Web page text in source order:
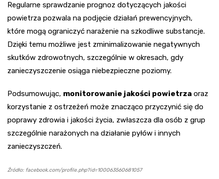
Regularne sprawdzanie prognoz dotyczących jakości
powietrza pozwala na podjęcie działań prewencyjnych,
które mogą ograniczyć narażenie na szkodliwe substancje.
Dzięki temu możliwe jest zminimalizowanie negatywnych
skutków zdrowotnych, szczególnie w okresach, gdy
zanieczyszczenie osiąga niebezpieczne poziomy.
Podsumowując, monitorowanie jakości powietrza oraz
korzystanie z ostrzeżeń może znacząco przyczynić się do
poprawy zdrowia i jakości życia, zwłaszcza dla osób z grup
szczególnie narażonych na działanie pyłów i innych
zanieczyszczeń.
Źródło: facebook.com/profile.php?id=100063560681057